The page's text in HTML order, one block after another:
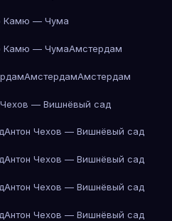
Камю — Чума
Камю — ЧумаАмстердам
АмстердамАмстердам
Чехов — Вишнёвый сад
Антон Чехов — Вишнёвый сад
Антон Чехов — Вишнёвый сад
Антон Чехов — Вишнёвый сад
Антон Чехов — Вишнёвый сад